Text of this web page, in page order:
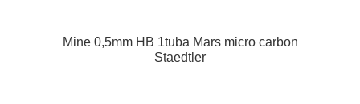
Mine 0,5mm HB 1tuba Mars micro carbon
Staedtler